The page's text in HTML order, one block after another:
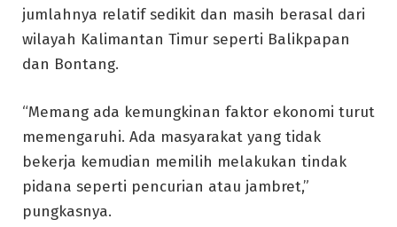
jumlahnya relatif sedikit dan masih berasal dari
wilayah Kalimantan Timur seperti Balikpapan
dan Bontang.
“Memang ada kemungkinan faktor ekonomi turut
memengaruhi. Ada masyarakat yang tidak
bekerja kemudian memilih melakukan tindak
pidana seperti pencurian atau jambret,”
pungkasnya.